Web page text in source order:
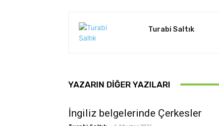
Turabi Saltık
YAZARIN DIĞER YAZILARI
İngiliz belgelerinde Çerkesler